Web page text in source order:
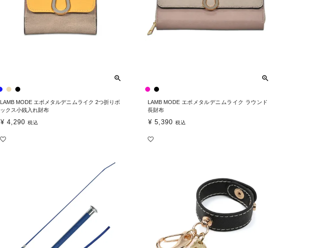
LAMB MODE エポメタルデニムライク 2つ折りボ
ックス小銭入れ財布
¥ 4,290 税込
LAMB MODE エポメタルデニムライク ラウンド
長財布
¥ 5,390 税込